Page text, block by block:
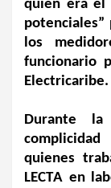
quien era el
los
funcionario
Electricaribe.
Durante
quienes
LECTA en